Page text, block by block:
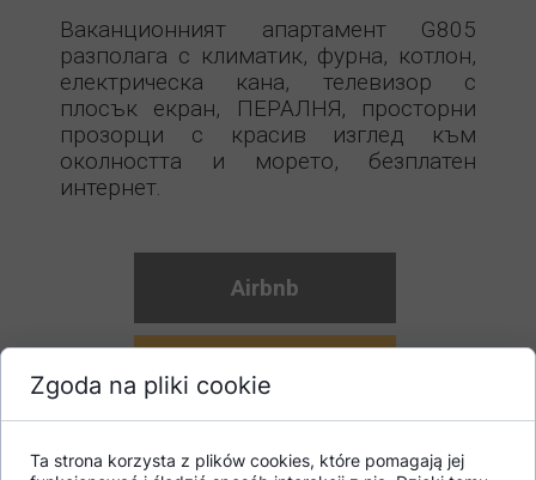
Ваканционният апартамент G805
разполага с климатик, фурна, котлон,
електрическа кана, телевизор с
плосък екран, ПЕРАЛНЯ, просторни
прозорци с красив изглед към
околността и морето, безплатен
интернет.
Airbnb
Резервация
Zgoda na pliki cookie
Ta strona korzysta z plików cookies, które pomagają jej